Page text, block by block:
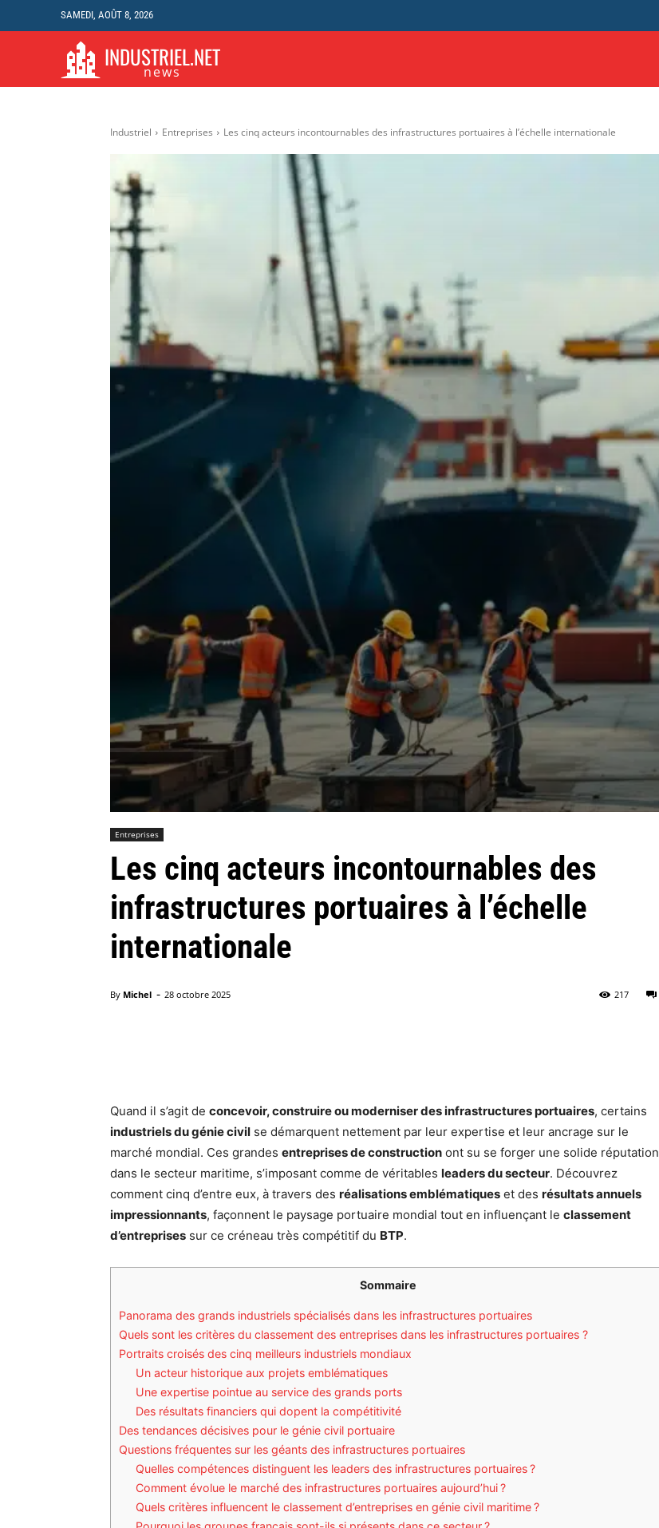
SAMEDI, AOÛT 8, 2026
INDUSTRIEL.NET
news
Industriel Entreprises Les cinq acteurs incontournables des infrastructures portuaires à l’échelle internationale
Entreprises
Les cinq acteurs incontournables des
infrastructures portuaires à l’échelle
internationale
By Michel - 28 octobre 2025 217
Quand il s’agit de concevoir, construire ou moderniser des infrastructures portuaires, certains
industriels du génie civil se démarquent nettement par leur expertise et leur ancrage sur le
marché mondial. Ces grandes entreprises de construction ont su se forger une solide réputation
dans le secteur maritime, s’imposant comme de véritables leaders du secteur. Découvrez
comment cinq d’entre eux, à travers des réalisations emblématiques et des résultats annuels
impressionnants, façonnent le paysage portuaire mondial tout en influençant le classement
d’entreprises sur ce créneau très compétitif du BTP.
Sommaire
Panorama des grands industriels spécialisés dans les infrastructures portuaires
Quels sont les critères du classement des entreprises dans les infrastructures portuaires ?
Portraits croisés des cinq meilleurs industriels mondiaux
Un acteur historique aux projets emblématiques
Une expertise pointue au service des grands ports
Des résultats financiers qui dopent la compétitivité
Des tendances décisives pour le génie civil portuaire
Questions fréquentes sur les géants des infrastructures portuaires
Quelles compétences distinguent les leaders des infrastructures portuaires ?
Comment évolue le marché des infrastructures portuaires aujourd’hui ?
Quels critères influencent le classement d’entreprises en génie civil maritime ?